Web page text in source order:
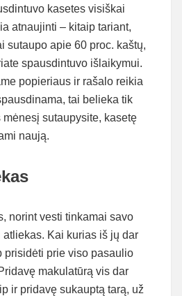
kasetes visiškai
atnaujinti – kitaip tariant,
sutaupo apie 60 proc. kaštų,
spausdintuvo išlaikymui.
popieriaus ir rašalo reikia
tai belieka tik
sutaupysite, kasetę
naują.
norint vesti tinkamai savo
atliekas. Kai kurias iš jų dar
prisidėti prie viso pasaulio
makulatūrą vis dar
ir pridavę sukauptą tarą, už